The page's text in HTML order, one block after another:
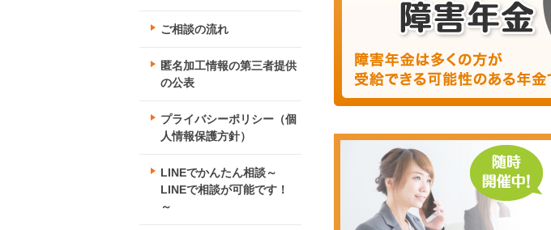
ご相談の流れ
匿名加工情報の第三者提供
の公表
プライバシーポリシー（個
人情報保護方針）
LINEでかんたん相談～
LINEで相談が可能です！
～